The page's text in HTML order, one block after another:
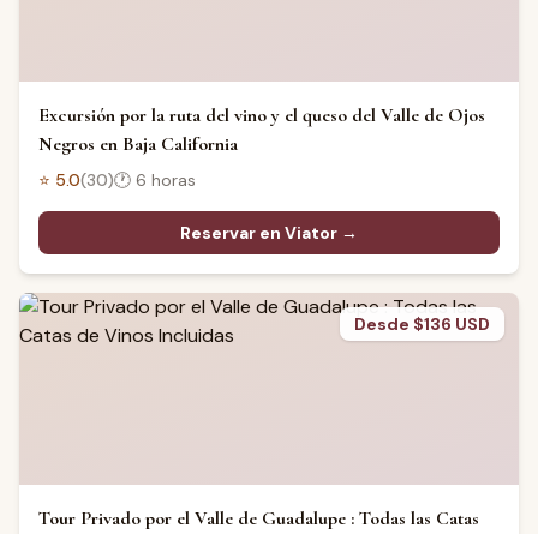
Excursión por la ruta del vino y el queso del Valle de Ojos
Negros en Baja California
⭐ 5.0(30)🕐 6 horas
Reservar en Viator →
Desde $136 USD
Tour Privado por el Valle de Guadalupe : Todas las Catas